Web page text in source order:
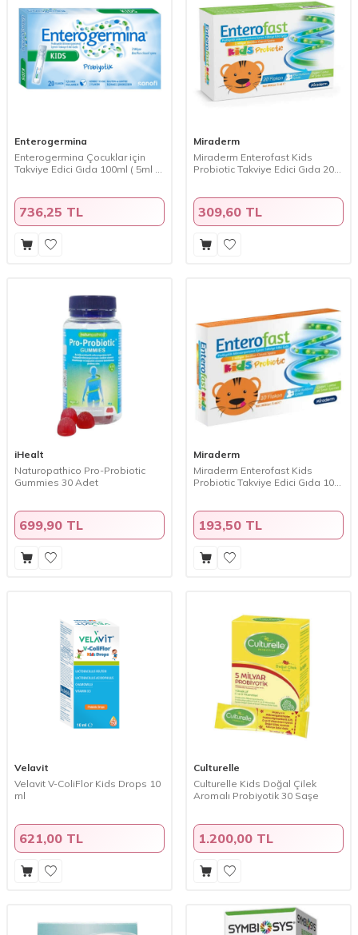
Enterogermina
Enterogermina Çocuklar için
Takviye Edici Gıda 100ml ( 5ml x
736,25 TL
Miraderm
Miraderm Enterofast Kids
Probiotic Takviye Edici Gıda 20
309,60 TL
iHealt
Naturopathico Pro-Probiotic
Gummies 30 Adet
699,90 TL
Miraderm
Miraderm Enterofast Kids
Probiotic Takviye Edici Gıda 10
193,50 TL
Velavit
Velavit V-ColiFlor Kids Drops 10
ml
621,00 TL
Culturelle
Culturelle Kids Doğal Çilek
Aromalı Probiyotik 30 Saşe
1.200,00 TL